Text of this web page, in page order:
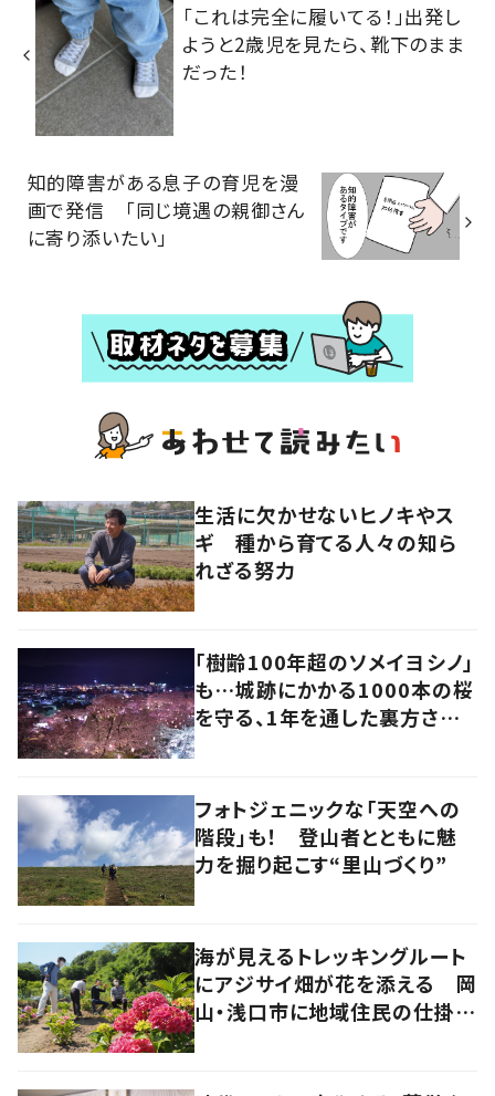
「これは完全に履いてる！」出発し
ようと2歳児を見たら、靴下のまま
だった！
知的障害がある息子の育児を漫
画で発信 「同じ境遇の親御さん
に寄り添いたい」
生活に欠かせないヒノキやス
ギ 種から育てる人々の知ら
れざる努力
「樹齢100年超のソメイヨシノ」
も…城跡にかかる1000本の桜
を守る、1年を通した裏方さん
フォトジェニックな「天空への
階段」も！ 登山者とともに魅
力を掘り起こす“里山づくり”
海が見えるトレッキングルート
にアジサイ畑が花を添える 岡
山・浅口市に地域住民の仕掛け